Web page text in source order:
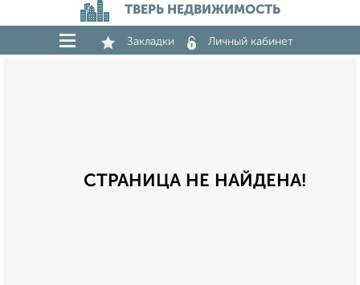
ТВЕРЬ НЕДВИЖИМОСТЬ
Закладки Личный кабинет
СТРАНИЦА НЕ НАЙДЕНА!